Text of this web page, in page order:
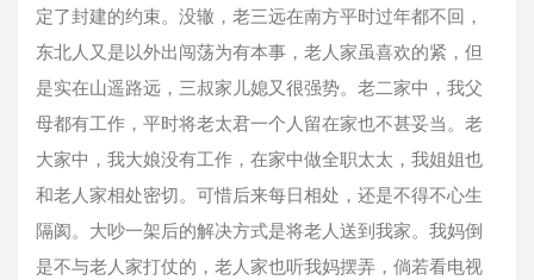
定了封建的约束。没辙，老三远在南方平时过年都不回，
东北人又是以外出闯荡为有本事，老人家虽喜欢的紧，但
是实在山遥路远，三叔家儿媳又很强势。老二家中，我父
母都有工作，平时将老太君一个人留在家也不甚妥当。老
大家中，我大娘没有工作，在家中做全职太太，我姐姐也
和老人家相处密切。可惜后来每日相处，还是不得不心生
隔阂。大吵一架后的解决方式是将老人送到我家。我妈倒
是不与老人家打仗的，老人家也听我妈摆弄，倘若看电视